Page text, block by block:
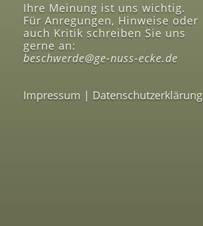
Ihre Meinung ist uns wichtig.
Für Anregungen, Hinweise oder
auch Kritik schreiben Sie uns
gerne an:
beschwerde@ge-nuss-ecke.de
Impressum | Datenschutzerklärung